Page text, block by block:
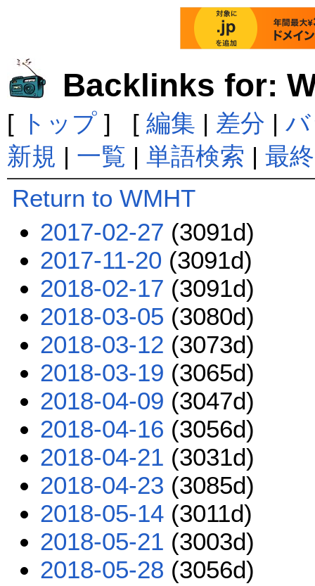
Backlinks for:
[ トップ ] [ 編集 | 差分 |
新規 | 一覧 | 単語検索 | 最
Return to WMHT
2017-02-27 (3091d)
2017-11-20 (3091d)
2018-02-17 (3091d)
2018-03-05 (3080d)
2018-03-12 (3073d)
2018-03-19 (3065d)
2018-04-09 (3047d)
2018-04-16 (3056d)
2018-04-21 (3031d)
2018-04-23 (3085d)
2018-05-14 (3011d)
2018-05-21 (3003d)
2018-05-28 (3056d)